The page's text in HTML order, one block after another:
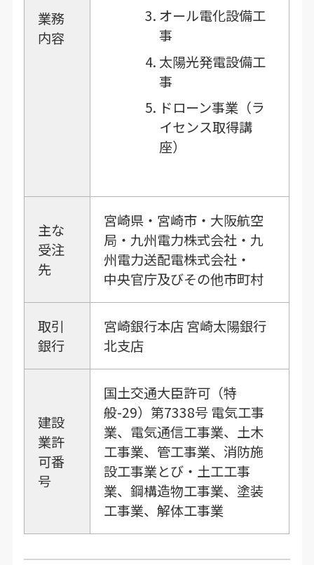
業務
内容
オール電化設備工
事
太陽光発電設備工
事
ドローン事業（ラ
イセンス取得講
座）
主な
受注
先
宮崎県・宮崎市・大阪航空
局・九州電力株式会社・九
州電力送配電株式会社・
中央官庁及びその他市町村
取引
銀行
宮崎銀行本店 宮崎太陽銀行
北支店
建設
業許
可番
号
国土交通大臣許可（特
般-29）第7338号 電気工事
業、電気通信工事業、土木
工事業、管工事業、消防施
設工事業とび・土工工事
業、鋼構造物工事業、塗装
工事業、解体工事業